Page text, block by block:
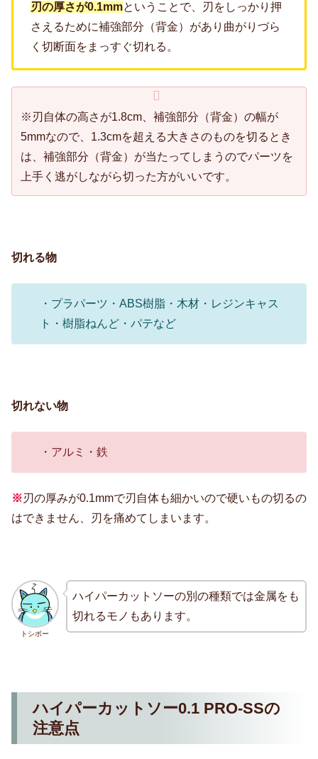
刃の厚さが0.1mmということで、刃をしっかり押
さえるために補強部分（背金）があり曲がりづら
く切断面をまっすぐ切れる。
※刃自体の高さが1.8cm、補強部分（背金）の幅が
5mmなので、1.3cmを超える大きさのものを切るとき
は、補強部分（背金）が当たってしまうのでパーツを
上手く逃がしながら切った方がいいです。
切れる物
・プラパーツ・ABS樹脂・木材・レジンキャス
ト・樹脂ねんど・パテなど
切れない物
・アルミ・鉄
※刃の厚みが0.1mmで刃自体も細かいので硬いもの切るの
はできません、刃を痛めてしまいます。
トシボー
ハイパーカットソーの別の種類では金属をも
切れるモノもあります。
ハイパーカットソー0.1 PRO-SSの
注意点